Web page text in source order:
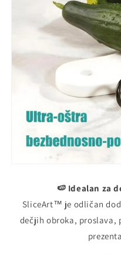
🍉 Idealan za
SliceArt™ je odličan
dečjih obroka, proslava,